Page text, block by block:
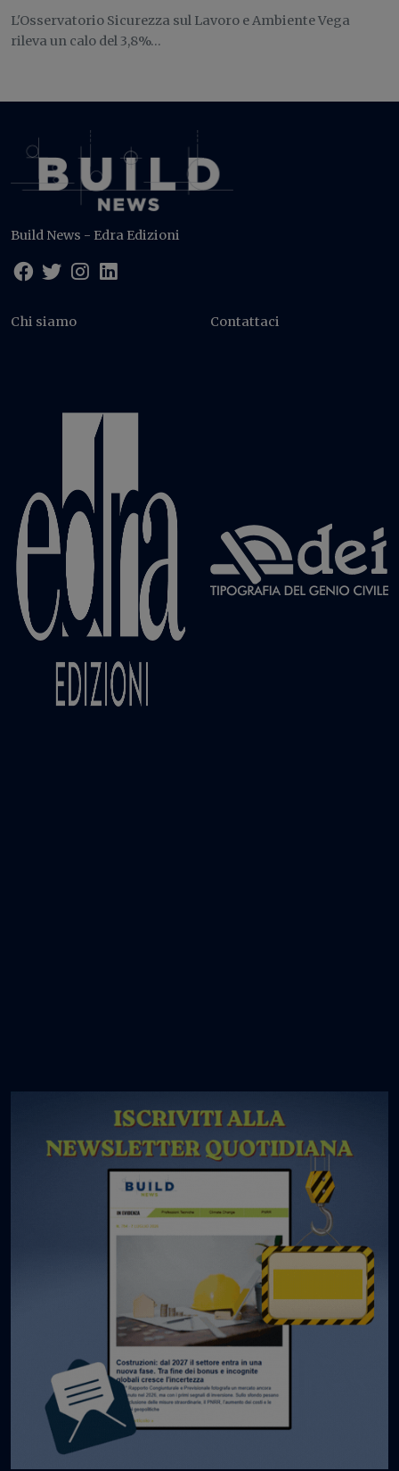
L'Osservatorio Sicurezza sul Lavoro e Ambiente Vega
rileva un calo del 3,8%...
Build News - Edra Edizioni
Chi siamo Contattaci